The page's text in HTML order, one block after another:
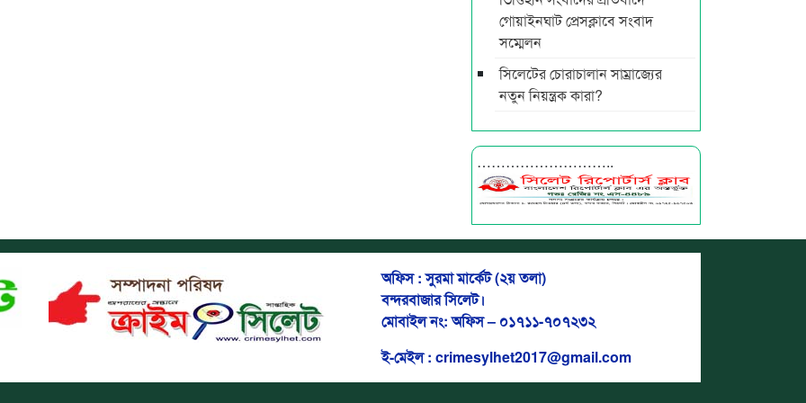
গোয়াইনঘাট প্রেসক্লাবে সংবাদ
সম্মেলন
সিলেটের চোরাচালান সাম্রাজ্যের
নতুন নিয়ন্ত্রক কারা?
………………………..
অফিস : সুরমা মার্কেট (২য় তলা)
বন্দরবাজার সিলেট।
মোবাইল নং: অফিস – ০১৭১১-৭০৭২৩২
ই-মেইল : crimesylhet2017@gmail.com